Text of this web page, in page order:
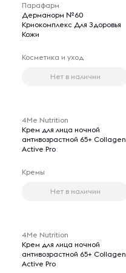
Парафарм
Дерманорм №60
Криокомплекс Для Здоровья
Кожи
Косметика и уход
Нет в наличии
4Me Nutrition
Крем для лица ночной
антивозрастной 65+ Collagen
Active Pro
Кремы
Нет в наличии
4Me Nutrition
Крем для лица ночной
антивозрастной 65+ Collagen
Active Pro